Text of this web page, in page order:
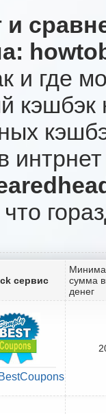
и
и где
что
сервис
сумма
денег